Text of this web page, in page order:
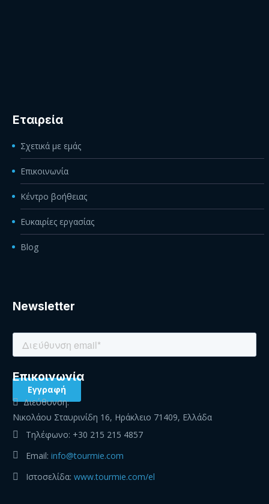
Εταιρεία
Σχετικά με εμάς
Επικοινωνία
Κέντρο βοήθειας
Ευκαιρίες εργασίας
Blog
Newsletter
Eπικοινωνία
Διεύθυνση:
Νικολάου Σταυρινίδη 16, Ηράκλειο 71409, Ελλάδα
Τηλέφωνο: +30 215 215 4857
Email: info@tourmie.com
Ιστοσελίδα: www.tourmie.com/el